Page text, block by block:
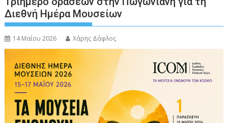
Διεθνή Ημέρα Μουσείων
14 Μαΐου 2026 Χάρης Δάφλος